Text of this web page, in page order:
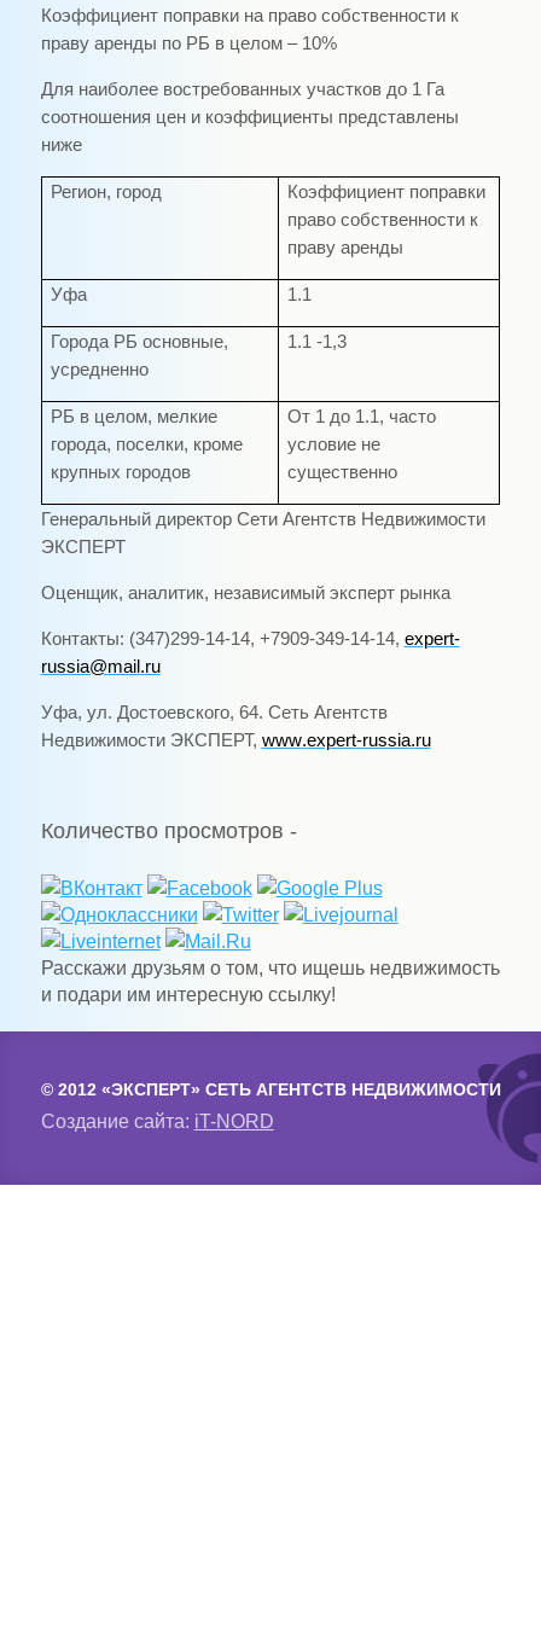
Коэффициент поправки на право собственности к
праву аренды по РБ в целом – 10%
Для наиболее востребованных участков до 1 Га
соотношения цен и коэффициенты представлены
ниже
Регион, город
Коэффициент поправки
право собственности к
праву аренды
Уфа 1.1
Города РБ основные,
усредненно
1.1 -1,3
РБ в целом, мелкие
города, поселки, кроме
крупных городов
От 1 до 1.1, часто
условие не
существенно
Генеральный директор Сети Агентств Недвижимости
ЭКСПЕРТ
Оценщик, аналитик, независимый эксперт рынка
Контакты: (347)299-14-14, +7909-349-14-14, expert-
russia@mail .ru
Уфа, ул. Достоевского, 64. Сеть Агентств
Недвижимости ЭКСПЕРТ, www.expert-russia.ru
Количество просмотров -
Расскажи друзьям о том, что ищешь недвижимость
и подари им интересную ссылку!
© 2012 «ЭКСПЕРТ» СЕТЬ АГЕНТСТВ НЕДВИЖИМОСТИ
Создание сайта: iT-NORD